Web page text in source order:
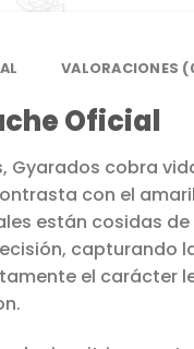
VALORACIONES
Oficial
cobra
con el
están cosidas
capturando
el carácter